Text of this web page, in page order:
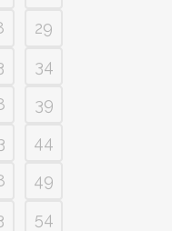
29
34
39
44
49
54